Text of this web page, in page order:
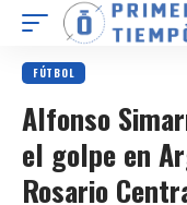
FÚTBOL
Alfonso
el golpe en
Rosario